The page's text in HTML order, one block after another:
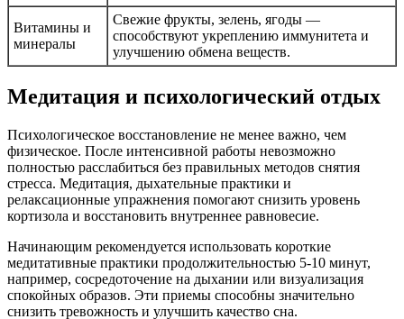
Витамины и
минералы
Свежие фрукты, зелень, ягоды —
способствуют укреплению иммунитета и
улучшению обмена веществ.
Медитация и психологический отдых
Психологическое восстановление не менее важно, чем
физическое. После интенсивной работы невозможно
полностью расслабиться без правильных методов снятия
стресса. Медитация, дыхательные практики и
релаксационные упражнения помогают снизить уровень
кортизола и восстановить внутреннее равновесие.
Начинающим рекомендуется использовать короткие
медитативные практики продолжительностью 5-10 минут,
например, сосредоточение на дыхании или визуализация
спокойных образов. Эти приемы способны значительно
снизить тревожность и улучшить качество сна.